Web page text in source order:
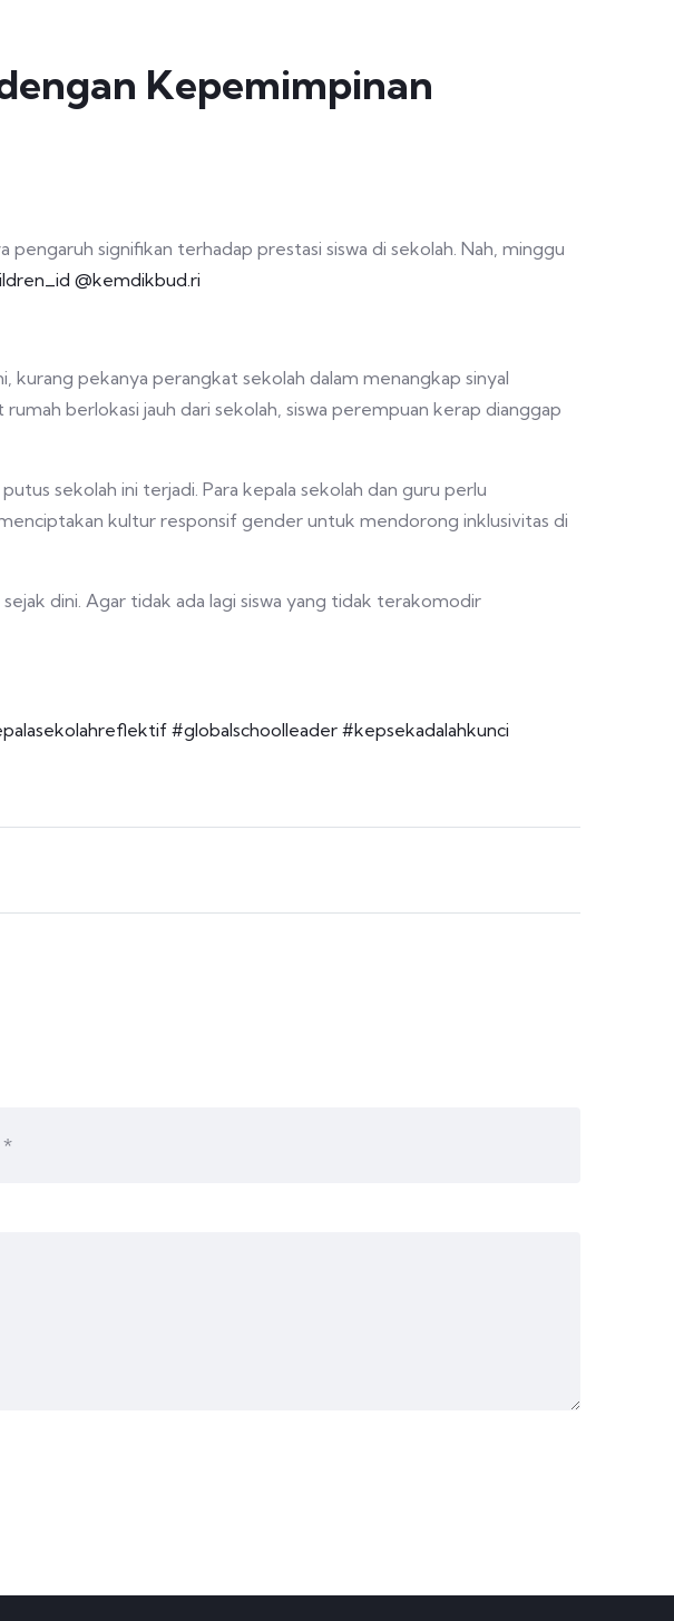
Kepemimpinan
signifikan terhadap prestasi siswa di sekolah. Nah, minggu
@kemdikbud.ri
pekanya perangkat sekolah dalam menangkap sinyal
berlokasi jauh dari sekolah, siswa perempuan kerap dianggap
sekolah ini terjadi. Para kepala sekolah dan guru perlu
kultur responsif gender untuk mendorong inklusivitas di
dini. Agar tidak ada lagi siswa yang tidak terakomodir
#globalschoolleader #kepsekadalahkunci